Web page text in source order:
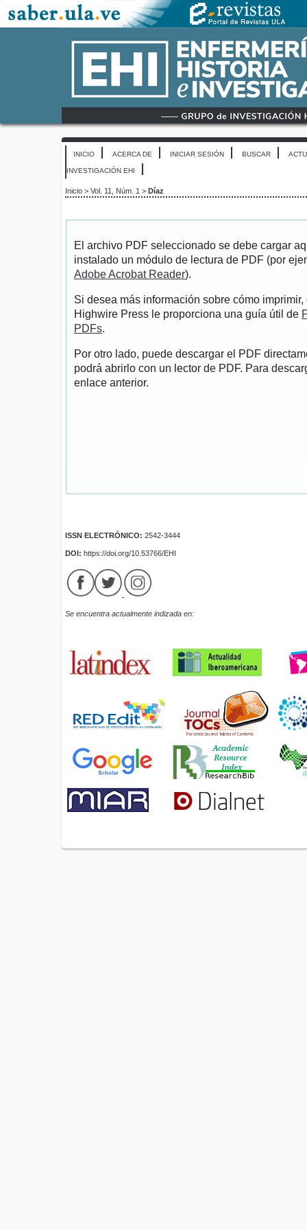
INICIO ACERCA DE INICIAR SESIÓN BUSCAR
INVESTIGACIÓN EHI
Inicio > Vol. 11, Núm. 1 > Díaz
El archivo PDF seleccionado se debe cargar
instalado un módulo de lectura de PDF (por
Adobe Acrobat Reader).
Si desea más información sobre cómo
Highwire Press le proporciona una guía útil de
PDFs.
Por otro lado, puede descargar el PDF
podrá abrirlo con un lector de PDF. Para
enlace anterior.
ISSN ELECTRÓNICO: 2542-3444
DOI: https://doi.org/10.53766/EHI
Se encuentra actualmente indizada en: